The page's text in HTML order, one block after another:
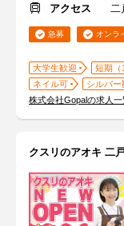
アクセス
二
急募 オンラ
大学生歓迎 短期（
ネイル可
シルバー
株式会社Gopalの求人一
クスリのアオキ 二